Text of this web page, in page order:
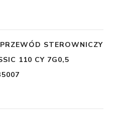
STEROWNICZY
110 CY 7G0,5